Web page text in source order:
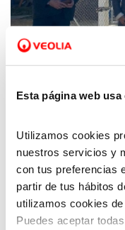
Esta página web usa
Utilizamos cookies
nuestros servicios y
con tus preferencias
partir de tus hábitos
utilizamos cookies
Puedes aceptar
El sistema de
de tratamiento
en